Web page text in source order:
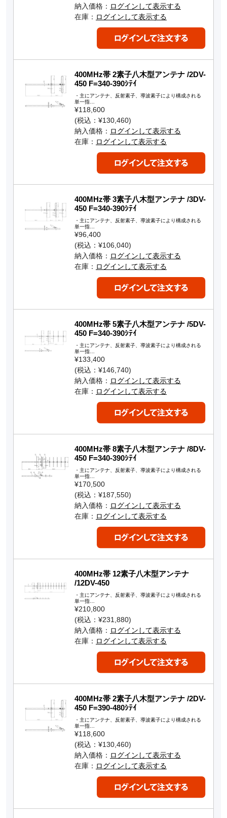
納入価格： ログインして表示する
在庫： ログインして表示する
400MHz帯 2素子八木型アンテナ /2DV-
450 F=340-390ｼﾃｲ
・主にアンテナ、反射素子、導波素子により構成される
単一指…
¥118,600
(税込：¥130,460)
納入価格： ログインして表示する
在庫： ログインして表示する
400MHz帯 3素子八木型アンテナ /3DV-
450 F=340-390ｼﾃｲ
・主にアンテナ、反射素子、導波素子により構成される
単一指…
¥96,400
(税込：¥106,040)
納入価格： ログインして表示する
在庫： ログインして表示する
400MHz帯 5素子八木型アンテナ /5DV-
450 F=340-390ｼﾃｲ
・主にアンテナ、反射素子、導波素子により構成される
単一指…
¥133,400
(税込：¥146,740)
納入価格： ログインして表示する
在庫： ログインして表示する
400MHz帯 8素子八木型アンテナ /8DV-
450 F=340-390ｼﾃｲ
・主にアンテナ、反射素子、導波素子により構成される
単一指…
¥170,500
(税込：¥187,550)
納入価格： ログインして表示する
在庫： ログインして表示する
400MHz帯 12素子八木型アンテナ
/12DV-450
・主にアンテナ、反射素子、導波素子により構成される
単一指…
¥210,800
(税込：¥231,880)
納入価格： ログインして表示する
在庫： ログインして表示する
400MHz帯 2素子八木型アンテナ /2DV-
450 F=390-480ｼﾃｲ
・主にアンテナ、反射素子、導波素子により構成される
単一指…
¥118,600
(税込：¥130,460)
納入価格： ログインして表示する
在庫： ログインして表示する